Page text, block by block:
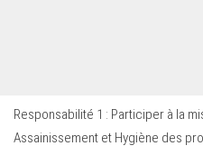
Responsabilité 1 : Participer à la
Assainissement et Hygiène des